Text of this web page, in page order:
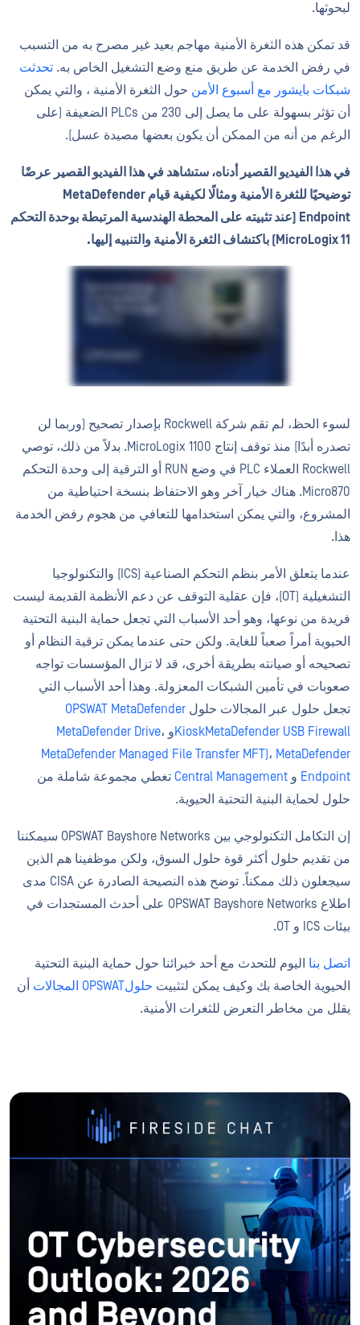
لبحوثها.
قد تمكن هذه الثغرة الأمنية مهاجم بعيد غير مصرح به من التسبب
في رفض الخدمة عن طريق منع وضع التشغيل الخاص به. تحدثت
شبكات بايشور مع أسبوع الأمن حول الثغرة الأمنية ، والتي يمكن
أن تؤثر بسهولة على ما يصل إلى 230 من PLCs الضعيفة (على
الرغم من أنه من الممكن أن يكون بعضها مصيدة عسل).
في هذا الفيديو القصير أدناه، ستشاهد في هذا الفيديو القصير عرضًا
توضيحيًا للثغرة الأمنية ومثالًا لكيفية قيام MetaDefender
Endpoint (عند تثبيته على المحطة الهندسية المرتبطة بوحدة التحكم
MicroLogix 11) باكتشاف الثغرة الأمنية والتنبيه إليها.
لسوء الحظ، لم تقم شركة Rockwell بإصدار تصحيح (وربما لن
تصدره أبدًا) منذ توقف إنتاج MicroLogix 1100. بدلاً من ذلك، توصي
Rockwell العملاء PLC في وضع RUN أو الترقية إلى وحدة التحكم
Micro870. هناك خيار آخر وهو الاحتفاظ بنسخة احتياطية من
المشروع، والتي يمكن استخدامها للتعافي من هجوم رفض الخدمة
هذا.
عندما يتعلق الأمر بنظم التحكم الصناعية (ICS) والتكنولوجيا
التشغيلية (OT)، فإن عقلية التوقف عن دعم الأنظمة القديمة ليست
فريدة من نوعها، وهو أحد الأسباب التي تجعل حماية البنية التحتية
الحيوية أمراً صعباً للغاية. ولكن حتى عندما يمكن ترقية النظام أو
تصحيحه أو صيانته بطريقة أخرى، قد لا تزال المؤسسات تواجه
صعوبات في تأمين الشبكات المعزولة. وهذا أحد الأسباب التي
تجعل حلول عبر المجالات حلول OPSWAT MetaDefender
KioskMetaDefender USB Firewall و MetaDefender Drive،
MetaDefender Managed File Transfer MFT)، MetaDefender
Endpoint و Central Management تغطي مجموعة شاملة من
حلول لحماية البنية التحتية الحيوية.
إن التكامل التكنولوجي بين OPSWAT Bayshore Networks سيمكننا
من تقديم حلول أكثر قوة حلول السوق، ولكن موظفينا هم الذين
سيجعلون ذلك ممكناً. توضح هذه النصيحة الصادرة عن CISA مدى
اطلاع OPSWAT Bayshore Networks على أحدث المستجدات في
بيئات ICS و OT.
اتصل بنا اليوم للتحدث مع أحد خبرائنا حول حماية البنية التحتية
الحيوية الخاصة بك وكيف يمكن لتثبيت حلولOPSWAT المجالات
أن
يقلل من مخاطر التعرض للثغرات الأمنية.